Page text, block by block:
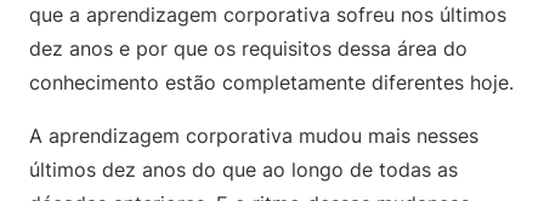
que a aprendizagem corporativa sofreu nos últimos
dez anos e por que os requisitos dessa área do
conhecimento estão completamente diferentes hoje.
A aprendizagem corporativa mudou mais nesses
últimos dez anos do que ao longo de todas as